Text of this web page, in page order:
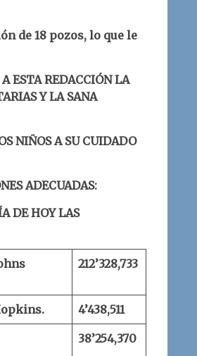
de 18 pozos, lo que le
ESTA REDACCIÓN LA
Y LA SANA
NIÑOS A SU CUIDADO
ADECUADAS:
DE HOY LAS
212’328,733
4’438,511
38’254,370